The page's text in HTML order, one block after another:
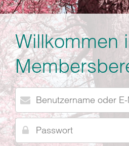
Willkommen
Benutzername
oder
E-
Mail
Passwort